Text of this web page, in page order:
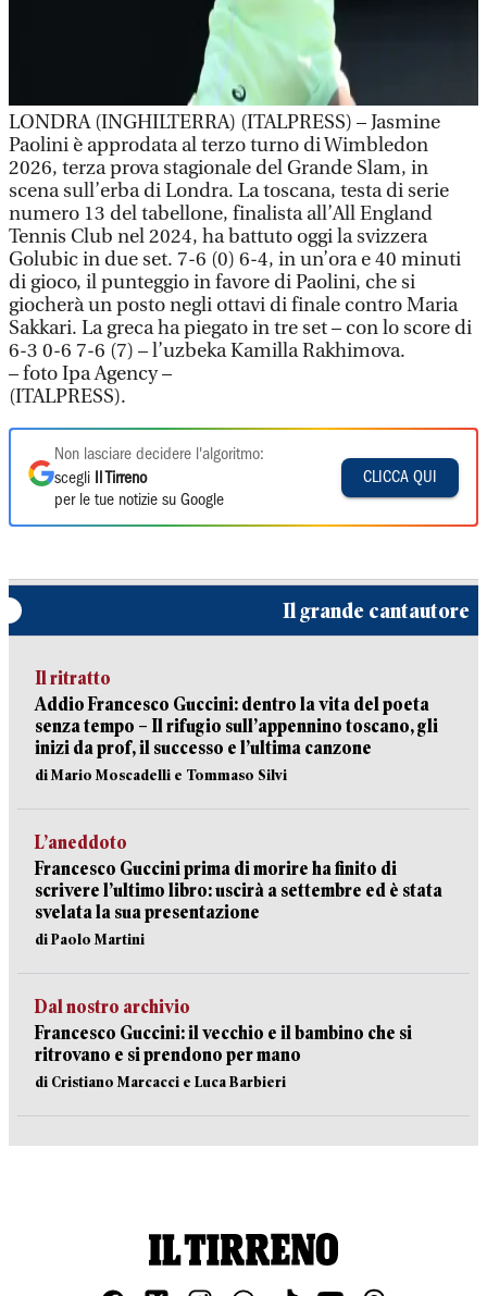
LONDRA (INGHILTERRA) (ITALPRESS) – Jasmine
Paolini è approdata al terzo turno di Wimbledon
2026, terza prova stagionale del Grande Slam, in
scena sull’erba di Londra. La toscana, testa di serie
numero 13 del tabellone, finalista all’All England
Tennis Club nel 2024, ha battuto oggi la svizzera
Golubic in due set. 7-6 (0) 6-4, in un’ora e 40 minuti
di gioco, il punteggio in favore di Paolini, che si
giocherà un posto negli ottavi di finale contro Maria
Sakkari. La greca ha piegato in tre set – con lo score di
6-3 0-6 7-6 (7) – l’uzbeka Kamilla Rakhimova.
– foto Ipa Agency –
(ITALPRESS).
Non lasciare decidere l'algoritmo:
scegli
Il Tirreno
per le tue notizie su Google
CLICCA QUI
Il grande cantautore
Il ritratto
Addio Francesco Guccini: dentro la vita del poeta
senza tempo – Il rifugio sull’appennino toscano, gli
inizi da prof, il successo e l’ultima canzone
di Mario Moscadelli e Tommaso Silvi
L’aneddoto
Francesco Guccini prima di morire ha finito di
scrivere l’ultimo libro: uscirà a settembre ed è stata
svelata la sua presentazione
di Paolo Martini
Dal nostro archivio
Francesco Guccini: il vecchio e il bambino che si
ritrovano e si prendono per mano
di Cristiano Marcacci e Luca Barbieri